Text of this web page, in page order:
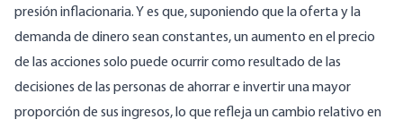
presión inflacionaria. Y es que, suponiendo que la oferta y la
demanda de dinero sean constantes, un aumento en el precio
de las acciones solo puede ocurrir como resultado de las
decisiones de las personas de ahorrar e invertir una mayor
proporción de sus ingresos, lo que refleja un cambio relativo en